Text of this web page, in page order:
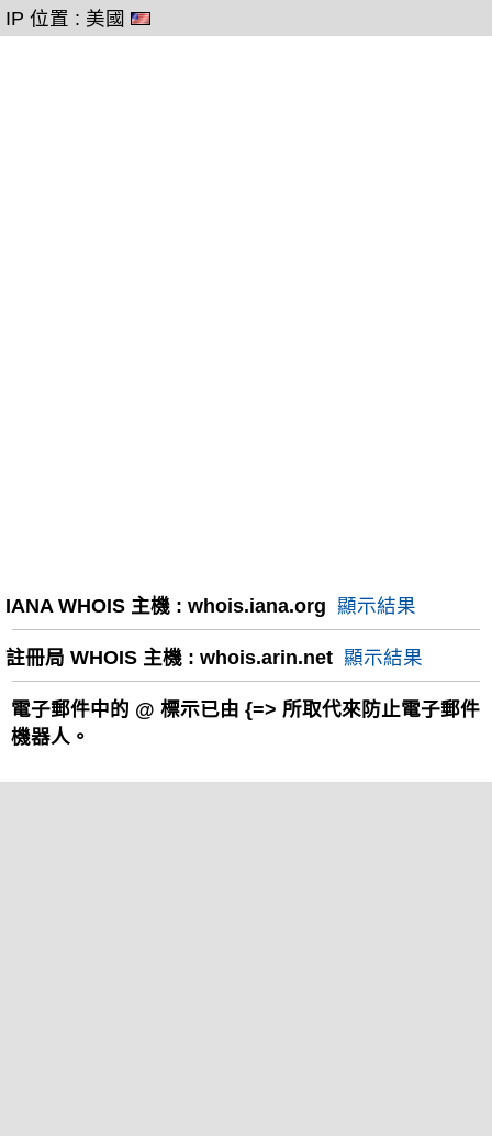
IP 位置 : 美國
IANA WHOIS 主機 : whois.iana.org 顯示結果
註冊局 WHOIS 主機 : whois.arin.net 顯示結果
電子郵件中的 @ 標示已由 {=> 所取代來防止電子郵件
機器人。